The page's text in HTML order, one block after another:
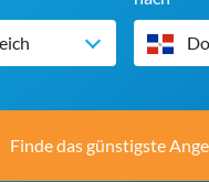
Finde das günstigste